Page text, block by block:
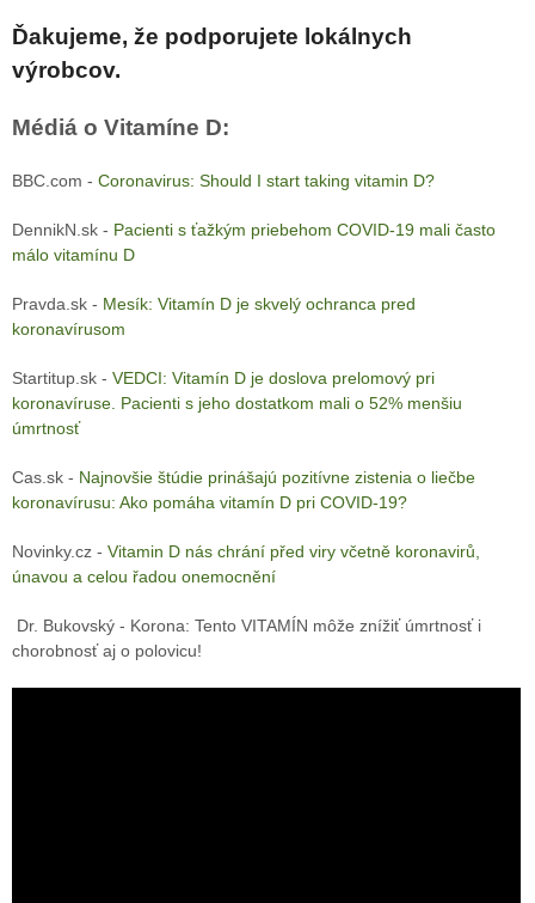
Ďakujeme, že podporujete lokálnych
výrobcov.
Médiá o Vitamíne D:
BBC.com - Coronavirus: Should I start taking vitamin D?
DennikN.sk - Pacienti s ťažkým priebehom COVID-19 mali často
málo vitamínu D
Pravda.sk - Mesík: Vitamín D je skvelý ochranca pred
koronavírusom
Startitup.sk - VEDCI: Vitamín D je doslova prelomový pri
koronavíruse. Pacienti s jeho dostatkom mali o 52% menšiu
úmrtnosť
Cas.sk - Najnovšie štúdie prinášajú pozitívne zistenia o liečbe
koronavírusu: Ako pomáha vitamín D pri COVID-19?
Novinky.cz - Vitamin D nás chrání před viry včetně koronavirů,
únavou a celou řadou onemocnění
Dr. Bukovský - Korona: Tento VITAMÍN môže znížiť úmrtnosť i
chorobnosť aj o polovicu!